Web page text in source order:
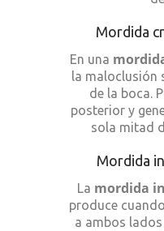
Mordida
En una
la maloclusión
de la boca.
posterior y
sola mitad
Mordida
La mordida
produce
a ambos lados